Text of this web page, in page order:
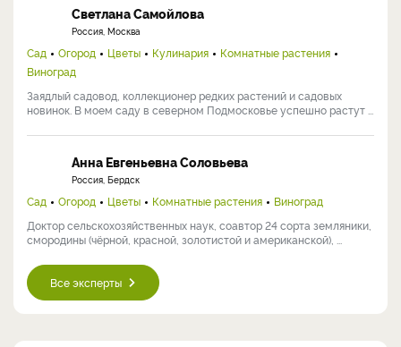
Светлана Самойлова
Россия, Москва
Сад Огород Цветы Кулинария
Комнатные растения
Виноград
Заядлый садовод, коллекционер редких растений и садовых
новинок. В моем саду в северном Подмосковье успешно растут ...
Анна Евгеньевна Соловьева
Россия, Бердск
Сад Огород Цветы Комнатные растения
Виноград
Доктор сельскохозяйственных наук, соавтор 24 сорта земляники,
смородины (чёрной, красной, золотистой и американской), ...
Все эксперты